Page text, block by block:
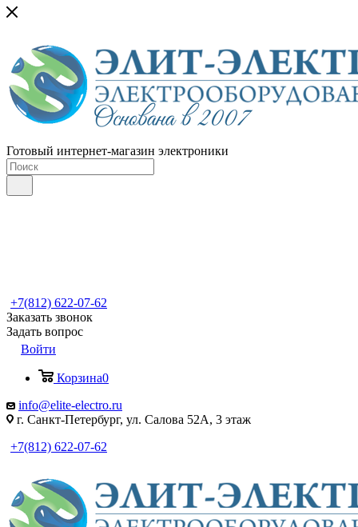
Готовый интернет-магазин электроники
+7(812) 622-07-62
Заказать звонок
Задать вопрос
Войти
Корзина0
info@elite-electro.ru
г. Санкт-Петербург, ул. Салова 52А, 3 этаж
+7(812) 622-07-62